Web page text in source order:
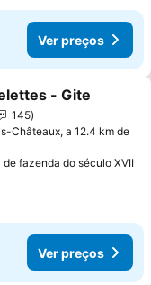
Ver preços
aos favoritos
- Gite
145
Châteaux, a 12.4 km de
fazenda do século XVII
Ver preços